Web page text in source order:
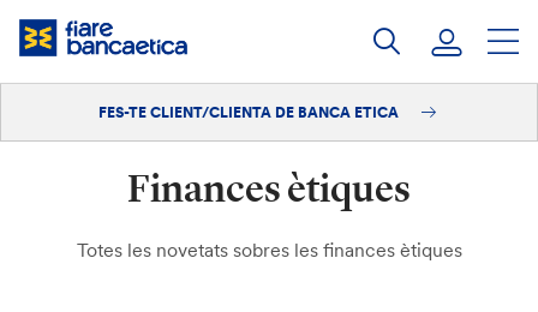
Salta
Iniciar sessió
Fes-te'n client/clienta
FES-TE CLIENT/CLIENTA DE BANCA ETICA
Finances ètiques
Totes les novetats sobres les finances ètiques